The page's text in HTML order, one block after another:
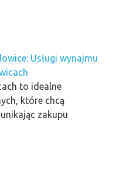
Usługi wynajmu
to idealne
które chcą
zakupu